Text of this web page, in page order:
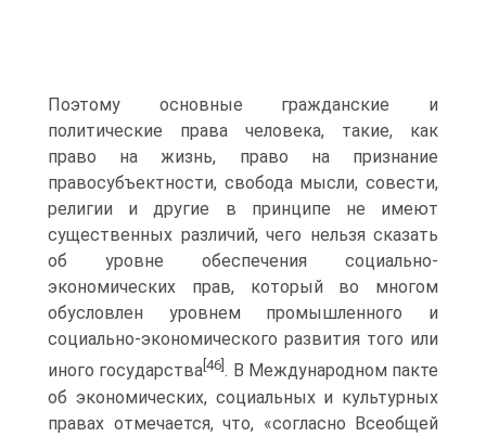
Поэтому основные гражданские и
политические права человека, такие, как
право на жизнь, право на признание
правосубъектности, свобода мысли, совести,
религии и другие в принципе не имеют
существенных различий, чего нельзя сказать
об уровне обеспечения социально-
экономических прав, который во многом
обусловлен уровнем промышленного и
социально-экономического развития того или
иного государства[46] . В Международном пакте
об экономических, социальных и культурных
правах отмечается, что, «согласно Всеобщей